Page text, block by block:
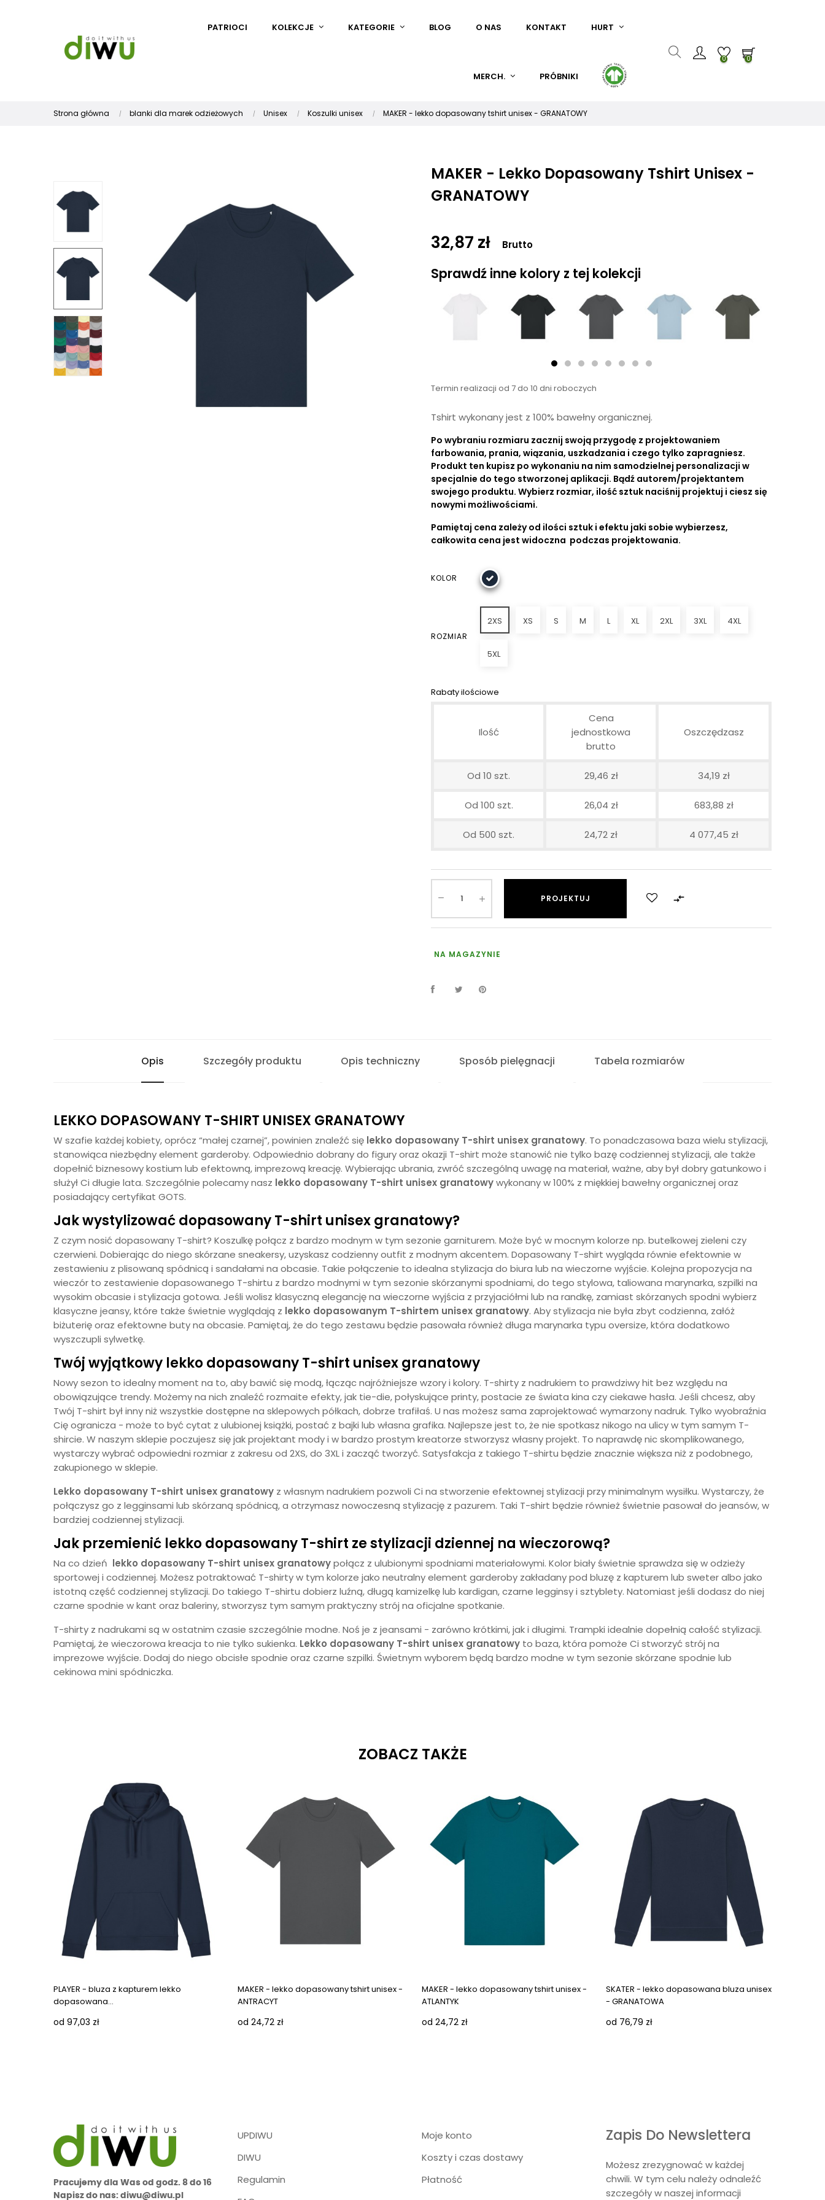
PATRIOCI KOLEKCJE KATEGORIE BLOG O NAS KONTAKT HURT
MERCH. PRÓBNIKI
0 0
Strona główna blanki dla marek odzieżowych Unisex Koszulki unisex MAKER - lekko dopasowany tshirt unisex - GRANATOWY
MAKER - Lekko Dopasowany Tshirt Unisex -
GRANATOWY
32,87 zł Brutto
Sprawdź inne kolory z tej kolekcji
Termin realizacji od 7 do 10 dni roboczych
Tshirt wykonany jest z 100% bawełny organicznej.
Po wybraniu rozmiaru zacznij swoją przygodę z projektowaniem
farbowania, prania, wiązania, uszkadzania i czego tylko zapragniesz.
Produkt ten kupisz po wykonaniu na nim samodzielnej personalizacji w
specjalnie do tego stworzonej aplikacji. Bądź autorem/projektantem
swojego produktu. Wybierz rozmiar, ilość sztuk naciśnij projektuj i ciesz się
nowymi możliwościami.
Pamiętaj cena zależy od ilości sztuk i efektu jaki sobie wybierzesz,
całkowita cena jest widoczna podczas projektowania.
KOLOR
ROZMIAR
2XS XS S M L XL 2XL 3XL 4XL
5XL
Rabaty ilościowe
Ilość
Cena
jednostkowa
brutto
Oszczędzasz
Od 10 szt. 29,46 zł 34,19 zł
Od 100 szt. 26,04 zł 683,88 zł
Od 500 szt. 24,72 zł 4 077,45 zł
PROJEKTUJ 
NA MAGAZYNIE
Opis Szczegóły produktu Opis techniczny Sposób pielęgnacji Tabela rozmiarów
LEKKO DOPASOWANY T-SHIRT UNISEX GRANATOWY
W szafie każdej kobiety, oprócz “małej czarnej”, powinien znaleźć się lekko dopasowany T-shirt unisex granatowy. To ponadczasowa baza wielu stylizacji,
stanowiąca niezbędny element garderoby. Odpowiednio dobrany do figury oraz okazji T-shirt może stanowić nie tylko bazę codziennej stylizacji, ale także
dopełnić biznesowy kostium lub efektowną, imprezową kreację. Wybierając ubrania, zwróć szczególną uwagę na materiał, ważne, aby był dobry gatunkowo i
służył Ci długie lata. Szczególnie polecamy nasz lekko dopasowany T-shirt unisex granatowywykonany w 100% z miękkiej bawełny organicznej oraz
posiadający certyfikat GOTS.
Jak wystylizować dopasowany T-shirt unisex granatowy?
Z czym nosić dopasowany T-shirt? Koszulkę połącz z bardzo modnym w tym sezonie garniturem. Może być w mocnym kolorze np. butelkowej zieleni czy
czerwieni. Dobierając do niego skórzane sneakersy, uzyskasz codzienny outfit z modnym akcentem. Dopasowany T-shirt wygląda równie efektownie w
zestawieniu z plisowaną spódnicą i sandałami na obcasie. Takie połączenie to idealna stylizacja do biura lub na wieczorne wyjście. Kolejna propozycja na
wieczór to zestawienie dopasowanego T-shirtu z bardzo modnymi w tym sezonie skórzanymi spodniami, do tego stylowa, taliowana marynarka, szpilki na
wysokim obcasie i stylizacja gotowa. Jeśli wolisz klasyczną elegancję na wieczorne wyjścia z przyjaciółmi lub na randkę, zamiast skórzanych spodni wybierz
klasyczne jeansy, które także świetnie wyglądają z lekko dopasowanym T-shirtem unisex granatowy. Aby stylizacja nie była zbyt codzienna, załóż
biżuterię oraz efektowne buty na obcasie. Pamiętaj, że do tego zestawu będzie pasowała również długa marynarka typu oversize, która dodatkowo
wyszczupli sylwetkę.
Twój wyjątkowy lekko dopasowany T-shirt unisex granatowy
Nowy sezon to idealny moment na to, aby bawić się modą, łącząc najróżniejsze wzory i kolory. T-shirty z nadrukiem to prawdziwy hit bez względu na
obowiązujące trendy. Możemy na nich znaleźć rozmaite efekty, jak tie-die, połyskujące printy, postacie ze świata kina czy ciekawe hasła. Jeśli chcesz, aby
Twój T-shirt był inny niż wszystkie dostępne na sklepowych półkach, dobrze trafiłaś. U nas możesz sama zaprojektować wymarzony nadruk. Tylko wyobraźnia
Cię ogranicza - może to być cytat z ulubionej książki, postać z bajki lub własna grafika. Najlepsze jest to, że nie spotkasz nikogo na ulicy w tym samym T-
shircie. W naszym sklepie poczujesz się jak projektant mody i w bardzo prostym kreatorze stworzysz własny projekt. To naprawdę nic skomplikowanego,
wystarczy wybrać odpowiedni rozmiar z zakresu od 2XS, do 3XL i zacząć tworzyć. Satysfakcja z takiego T-shirtu będzie znacznie większa niż z podobnego,
zakupionego w sklepie.
Lekko dopasowany T-shirt unisex granatowy z własnym nadrukiem pozwoli Ci na stworzenie efektownej stylizacji przy minimalnym wysiłku. Wystarczy, że
połączysz go z legginsami lub skórzaną spódnicą, a otrzymasz nowoczesną stylizację z pazurem. Taki T-shirt będzie również świetnie pasował do jeansów, w
bardziej codziennej stylizacji.
Jak przemienić lekko dopasowany T-shirt ze stylizacji dziennej na wieczorową?
Na co dzień lekko dopasowany T-shirt unisex granatowypołącz z ulubionymi spodniami materiałowymi. Kolor biały świetnie sprawdza się w odzieży
sportowej i codziennej. Możesz potraktować T-shirty w tym kolorze jako neutralny element garderoby zakładany pod bluzę z kapturem lub sweter albo jako
istotną część codziennej stylizacji. Do takiego T-shirtu dobierz luźną, długą kamizelkę lub kardigan, czarne legginsy i sztyblety. Natomiast jeśli dodasz do niej
czarne spodnie w kant oraz baleriny, stworzysz tym samym praktyczny strój na oficjalne spotkanie.
T-shirty z nadrukami są w ostatnim czasie szczególnie modne. Noś je z jeansami - zarówno krótkimi, jak i długimi. Trampki idealnie dopełnią całość stylizacji.
Pamiętaj, że wieczorowa kreacja to nie tylko sukienka. Lekko dopasowany T-shirt unisex granatowy to baza, która pomoże Ci stworzyć strój na
imprezowe wyjście. Dodaj do niego obcisłe spodnie oraz czarne szpilki. Świetnym wyborem będą bardzo modne w tym sezonie skórzane spodnie lub
cekinowa mini spódniczka.
ZOBACZ TAKŻE
PLAYER - bluza z kapturem lekko
dopasowana...
od 97,03 zł
MAKER - lekko dopasowany tshirt unisex -
ANTRACYT
od 24,72 zł
MAKER - lekko dopasowany tshirt unisex -
ATLANTYK
od 24,72 zł
SKATER - lekko dopasowana bluza unisex
- GRANATOWA
od 76,79 zł
Pracujemy dla Was od godz. 8 do 16
Napisz do nas: diwu@diwu.pl
UPDIWU
DIWU
Regulamin
Moje konto
Koszty i czas dostawy
Płatność
Zapis Do Newslettera
Możesz zrezygnować w każdej
chwili. W tym celu należy odnaleźć
szczegóły w naszej informacji